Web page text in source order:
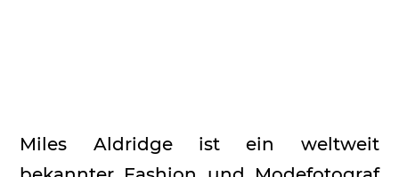
Miles Aldridge ist ein weltweit